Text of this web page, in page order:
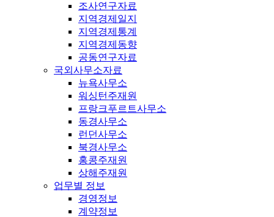
조사연구자료
지역경제일지
지역경제통계
지역경제동향
공동연구자료
국외사무소자료
뉴욕사무소
워싱턴주재원
프랑크푸르트사무소
동경사무소
런던사무소
북경사무소
홍콩주재원
상해주재원
업무별 정보
경영정보
계약정보